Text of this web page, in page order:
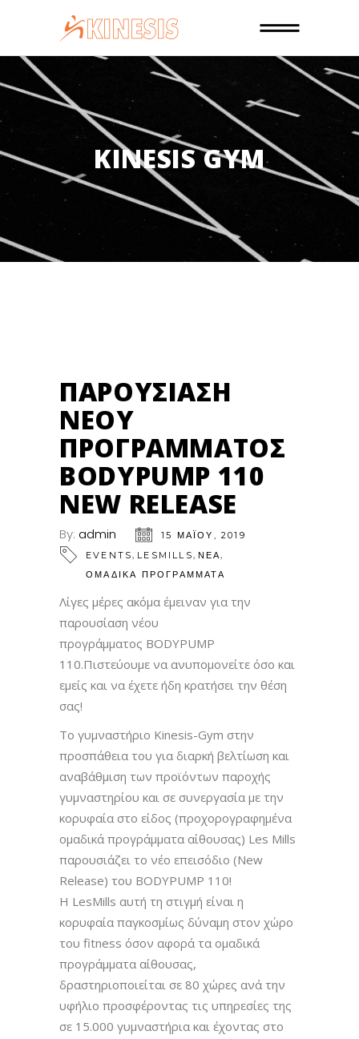
KINESIS GYM
ΠΑΡΟΥΣΊΑΣΗ
ΝΈΟΥ
ΠΡΟΓΡΆΜΜΑΤΟΣ
BODYPUMP 110
NEW RELEASE
By: admin
15 ΜΑΪ́ΟΥ, 2019
EVENTS, LESMILLS, ΝΕΑ,
ΟΜΑΔΙΚΑ ΠΡΟΓΡΑΜΜΑΤΑ
Λίγες μέρες ακόμα έμειναν για την
παρουσίαση νέου
προγράμματος BODYPUMP
110.Πιστεύουμε να ανυπομονείτε όσο και
εμείς και να έχετε ήδη κρατήσει την θέση
σας!
Tο γυμναστήριο Kinesis-Gym στην
προσπάθεια του για διαρκή βελτίωση και
αναβάθμιση των προϊόντων παροχής
γυμναστηρίου και σε συνεργασία με την
κορυφαία στο είδος (προχορογραφημένα
ομαδικά προγράμματα αίθουσας) Les Mills
παρουσιάζει το νέο επεισόδιο (New
Release) του BODYPUMP 110!
Η LesMills αυτή τη στιγμή είναι η
κορυφαία παγκοσμίως δύναμη στον χώρο
του fitness όσον αφορά τα ομαδικά
προγράμματα αίθουσας,
δραστηριοποιείται σε 80 χώρες ανά την
υφήλιο προσφέροντας τις υπηρεσίες της
σε 15.000 γυμναστήρια και έχοντας στο